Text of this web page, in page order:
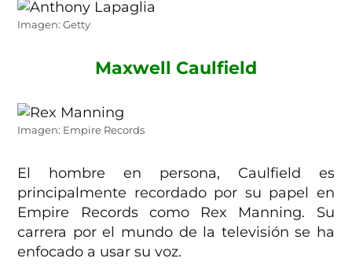
Imagen: Getty
Maxwell Caulfield
Imagen: Empire Records
El hombre en persona, Caulfield es
principalmente recordado por su papel en
Empire Records como Rex Manning. Su
carrera por el mundo de la televisión se ha
enfocado a usar su voz.